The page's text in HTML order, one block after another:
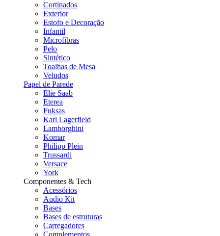
Cortinados
Exterior
Estofo e Decoração
Infantil
Microfibras
Pelo
Sintético
Toalhas de Mesa
Veludos
Papel de Parede
Elie Saab
Eterea
Fuksas
Karl Lagerfield
Lamborghini
Komar
Philipp Plein
Trussardi
Versace
York
Componentes & Tech
Acessórios
Audio Kit
Bases
Bases de estruturas
Carregadores
Complementos